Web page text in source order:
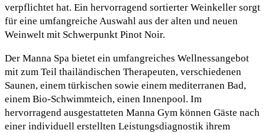
verpflichtet hat. Ein hervorragend sortierter Weinkeller sorgt
für eine umfangreiche Auswahl aus der alten und neuen
Weinwelt mit Schwerpunkt Pinot Noir.
Der Manna Spa bietet ein umfangreiches Wellnessangebot
mit zum Teil thailändischen Therapeuten, verschiedenen
Saunen, einem türkischen sowie einem mediterranen Bad,
einem Bio-Schwimmteich, einen Innenpool. Im
hervorragend ausgestatteten Manna Gym können Gäste nach
einer individuell erstellten Leistungsdiagnostik ihrem